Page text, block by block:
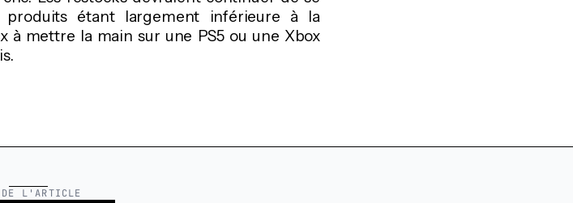
étant largement inférieure à la
à mettre la main sur une PS5 ou une Xbox
L'ARTICLE